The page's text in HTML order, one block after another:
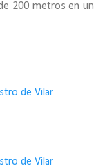
200 metros en un